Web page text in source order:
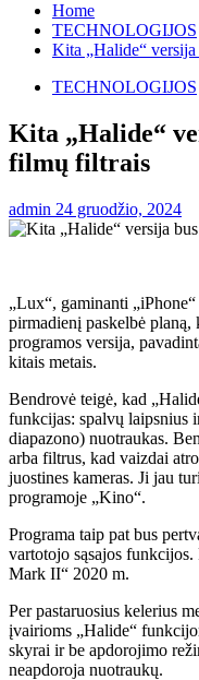
Home
TECHNOLOGIJOS
Kita „Halide“
TECHNOLOGIJOS
Kita „Halide“
filmų filtrais
admin 24 gruodžio, 2024
„Lux“, gaminanti
pirmadienį paskelbė planą,
programos versija,
kitais metais.
Bendrovė teigė, kad
funkcijas: spalvų laipsnius
diapazono) nuotraukas.
arba filtrus, kad vaizdai
juostines kameras. Ji jau
programoje „Kino“.
Programa taip pat bus
vartotojo sąsajos
Mark II“ 2020 m.
Per pastaruosius kelerius
įvairioms „Halide“
skyrai ir be apdorojimo
neapdoroja nuotraukų.